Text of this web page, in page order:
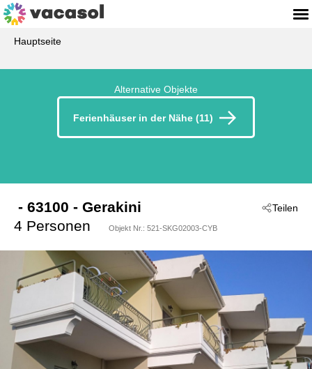
Hauptseite
Alternative Objekte
Ferienhäuser in der Nähe (11)
Teilen
- 63100 - Gerakini
4 Personen
Objekt Nr.: 521-SKG02003-CYB